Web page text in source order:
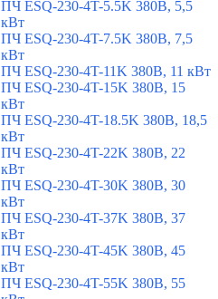
ПЧ ESQ-230-4T-5.5K 380В, 5,5
кВт
ПЧ ESQ-230-4T-7.5K 380В, 7,5
кВт
ПЧ ESQ-230-4T-11K 380В, 11 кВт
ПЧ ESQ-230-4T-15K 380В, 15
кВт
ПЧ ESQ-230-4T-18.5K 380В, 18,5
кВт
ПЧ ESQ-230-4T-22K 380В, 22
кВт
ПЧ ESQ-230-4T-30K 380В, 30
кВт
ПЧ ESQ-230-4T-37K 380В, 37
кВт
ПЧ ESQ-230-4T-45K 380В, 45
кВт
ПЧ ESQ-230-4T-55K 380В, 55